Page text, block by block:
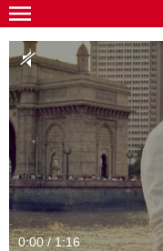
Skip
to
main
content
Gwiazdy
Ludzie
Moda
Uroda
Styl życia
Kultura
0:00 / 1:16